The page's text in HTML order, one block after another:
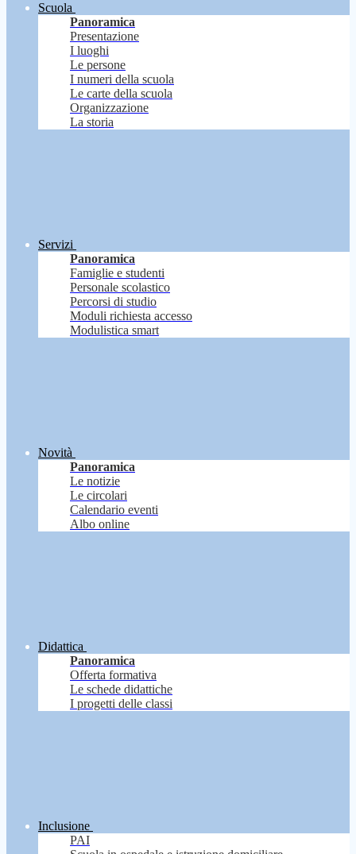
Scuola
Panoramica
Presentazione
I luoghi
Le persone
I numeri della scuola
Le carte della scuola
Organizzazione
La storia
Servizi
Panoramica
Famiglie e studenti
Personale scolastico
Percorsi di studio
Moduli richiesta accesso
Modulistica smart
Novità
Panoramica
Le notizie
Le circolari
Calendario eventi
Albo online
Didattica
Panoramica
Offerta formativa
Le schede didattiche
I progetti delle classi
Inclusione
PAI